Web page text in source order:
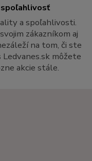
a spoľahlivosti.
zákazníkom aj
na tom, či ste
môžete
akcie stále.